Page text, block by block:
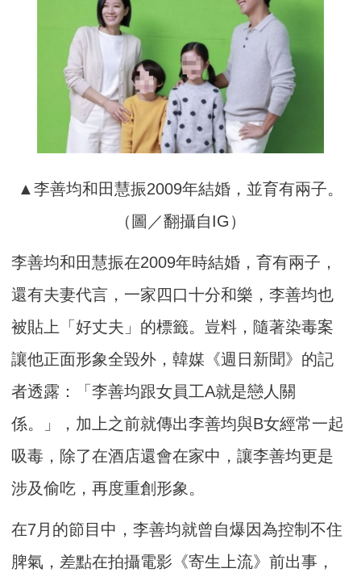
▲李善均和田慧振2009年結婚，並育有兩子。
（圖／翻攝自IG）
李善均和田慧振在2009年時結婚，育有兩子，
還有夫妻代言，一家四口十分和樂，李善均也
被貼上「好丈夫」的標籤。豈料，隨著染毒案
讓他正面形象全毀外，韓媒《週日新聞》的記
者透露：「李善均跟女員工A就是戀人關
係。」，加上之前就傳出李善均與B女經常一起
吸毒，除了在酒店還會在家中，讓李善均更是
涉及偷吃，再度重創形象。
在7月的節目中，李善均就曾自爆因為控制不住
脾氣，差點在拍攝電影《寄生上流》前出事，